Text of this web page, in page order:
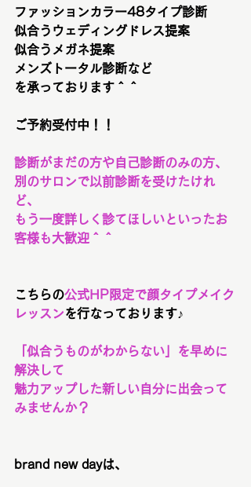
ファッションカラー48タイプ診断
似合うウェディングドレス提案
似合うメガネ提案
メンズトータル診断など
を承っております＾＾
ご予約受付中！！
診断がまだの方や自己診断のみの方、
別のサロンで以前診断を受けたけれ
ど、
もう一度詳しく診てほしいといったお
客様も大歓迎＾＾
こちらの公式HP限定で顔タイプメイク
レッスンを行なっております♪
「似合うものがわからない」を早めに
解決して
魅力アップした新しい自分に出会って
みませんか？
brand new dayは、